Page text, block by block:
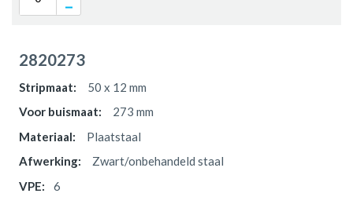
2820273
50 x 12 mm
273 mm
Plaatstaal
Zwart/onbehandeld staal
6